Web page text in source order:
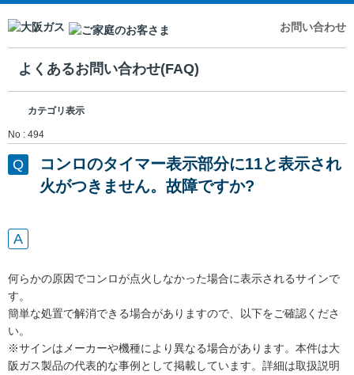
お問い合わせ
よくあるお問い合わせ(FAQ)
カテゴリ表示
No : 494
コンロのタイマー表示部分に11と表示され
火がつきません。故障ですか?
何らかの原因でコンロが点火しなかった場合に表示されるサインで
す。
簡単な処置で解消できる場合がありますので、以下をご確認くださ
い。
※サインはメーカーや機種により異なる場合があります。本件は大
阪ガス製品の代表的な事例として掲載しています。詳細は取扱説明